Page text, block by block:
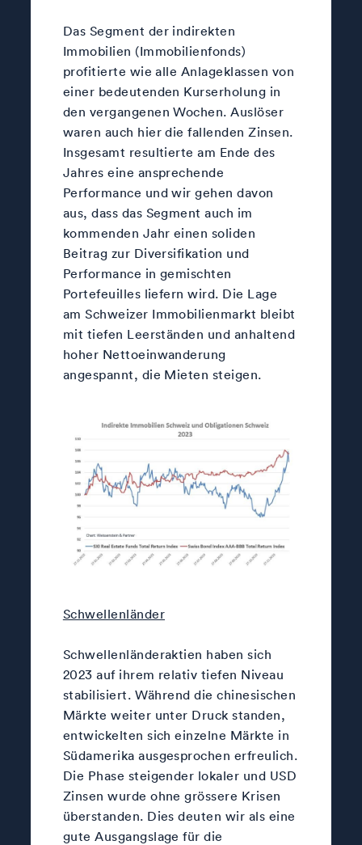
Das Segment der indirekten
Immobilien (Immobilienfonds)
profitierte wie alle Anlageklassen von
einer bedeutenden Kurserholung in
den vergangenen Wochen. Auslöser
waren auch hier die fallenden Zinsen.
Insgesamt resultierte am Ende des
Jahres eine ansprechende
Performance und wir gehen davon
aus, dass das Segment auch im
kommenden Jahr einen soliden
Beitrag zur Diversifikation und
Performance in gemischten
Portefeuilles liefern wird. Die Lage
am Schweizer Immobilienmarkt bleibt
mit tiefen Leerständen und anhaltend
hoher Nettoeinwanderung
angespannt, die Mieten steigen.
Schwellenländer
Schwellenländeraktien haben sich
2023 auf ihrem relativ tiefen Niveau
stabilisiert. Während die chinesischen
Märkte weiter unter Druck standen,
entwickelten sich einzelne Märkte in
Südamerika ausgesprochen erfreulich.
Die Phase steigender lokaler und USD
Zinsen wurde ohne grössere Krisen
überstanden. Dies deuten wir als eine
gute Ausgangslage für die